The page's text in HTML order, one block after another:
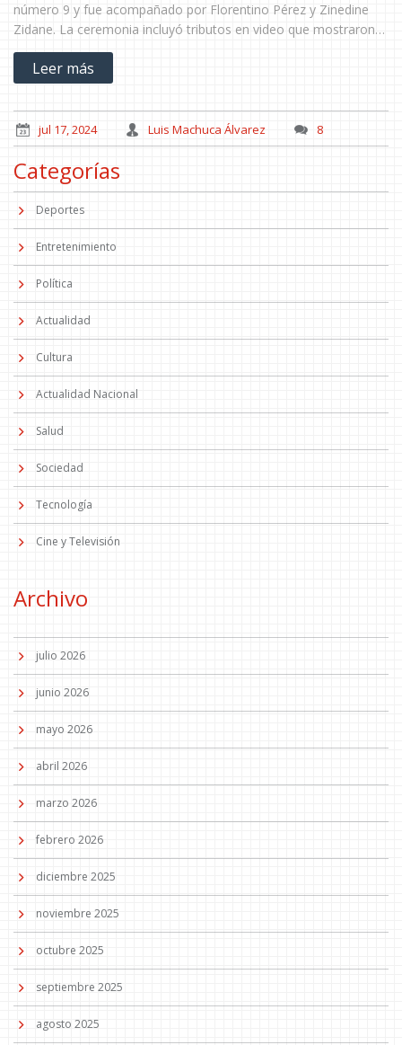
número 9 y fue acompañado por Florentino Pérez y Zinedine
Zidane. La ceremonia incluyó tributos en video que mostraron
momentos claves del club y el recorrido de Mbappé.
Leer más
jul 17, 2024 Luis Machuca Álvarez 8
Categorías
Deportes
Entretenimiento
Política
Actualidad
Cultura
Actualidad Nacional
Salud
Sociedad
Tecnología
Cine y Televisión
Archivo
julio 2026
junio 2026
mayo 2026
abril 2026
marzo 2026
febrero 2026
diciembre 2025
noviembre 2025
octubre 2025
septiembre 2025
agosto 2025